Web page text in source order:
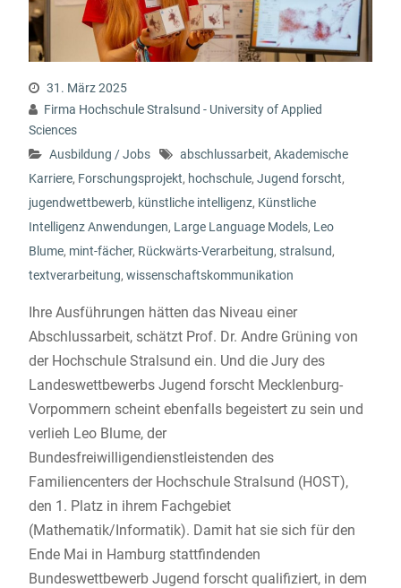
31. März 2025
Firma Hochschule Stralsund - University of Applied
Sciences
Ausbildung / Jobs
abschlussarbeit, Akademische
Karriere, Forschungsprojekt, hochschule, Jugend forscht,
jugendwettbewerb, künstliche intelligenz, Künstliche
Intelligenz Anwendungen, Large Language Models, Leo
Blume, mint-fächer, Rückwärts-Verarbeitung, stralsund,
textverarbeitung, wissenschaftskommunikation
Ihre Ausführungen hätten das Niveau einer
Abschlussarbeit, schätzt Prof. Dr. Andre Grüning von
der Hochschule Stralsund ein. Und die Jury des
Landeswettbewerbs Jugend forscht Mecklenburg-
Vorpommern scheint ebenfalls begeistert zu sein und
verlieh Leo Blume, der
Bundesfreiwilligendienstleistenden des
Familiencenters der Hochschule Stralsund (HOST),
den 1. Platz in ihrem Fachgebiet
(Mathematik/Informatik). Damit hat sie sich für den
Ende Mai in Hamburg stattfindenden
Bundeswettbewerb Jugend forscht qualifiziert, in dem